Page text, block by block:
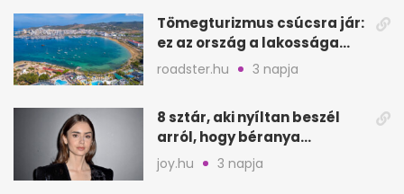
Tömegturizmus csúcsra jár:
ez az ország a lakossága
kétszeresét fogadja
roadster.hu 3 napja
8 sztár, aki nyíltan beszél
arról, hogy béranya
segítette a családalapítást
joy.hu 3 napja